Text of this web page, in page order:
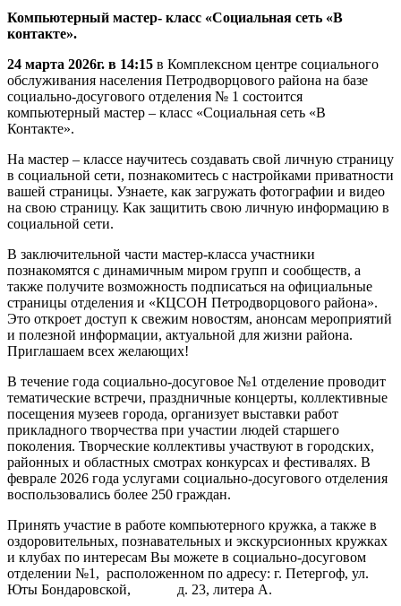
Компьютерный мастер- класс «Социальная сеть «В
контакте».
24 марта 2026г. в 14:15 в Комплексном центре социального
обслуживания населения Петродворцового района на базе
социально-досугового отделения № 1 состоится
компьютерный мастер – класс «Социальная сеть «В
Контакте».
На мастер – классе научитесь создавать свой личную страницу
в социальной сети, познакомитесь с настройками приватности
вашей страницы. Узнаете, как загружать фотографии и видео
на свою страницу. Как защитить свою личную информацию в
социальной сети.
В заключительной части мастер-класса участники
познакомятся с динамичным миром групп и сообществ, а
также получите возможность подписаться на официальные
страницы отделения и «КЦСОН Петродворцового района».
Это откроет доступ к свежим новостям, анонсам мероприятий
и полезной информации, актуальной для жизни района.
Приглашаем всех желающих!
В течение года социально-досуговое №1 отделение проводит
тематические встречи, праздничные концерты, коллективные
посещения музеев города, организует выставки работ
прикладного творчества при участии людей старшего
поколения. Творческие коллективы участвуют в городских,
районных и областных смотрах конкурсах и фестивалях. В
феврале 2026 года услугами социально-досугового отделения
воспользовались более 250 граждан.
Принять участие в работе компьютерного кружка, а также в
оздоровительных, познавательных и экскурсионных кружках
и клубах по интересам Вы можете в социально-досуговом
отделении №1, расположенном по адресу: г. Петергоф, ул.
Юты Бондаровской, д. 23, литера А.